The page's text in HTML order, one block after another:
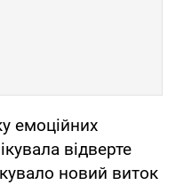
емоційних
відверте
новий виток